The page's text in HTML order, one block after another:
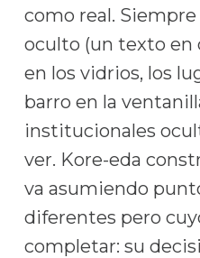
como real.
oculto (un texto en
en los vidrios, los
barro en la
institucionales
ver. Kore-eda
va asumiendo
diferentes pero
completar: su